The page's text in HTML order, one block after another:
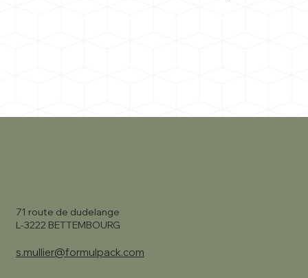
71 route de dudelange
L-3222 BETTEMBOURG
s.mullier@formulpack.com